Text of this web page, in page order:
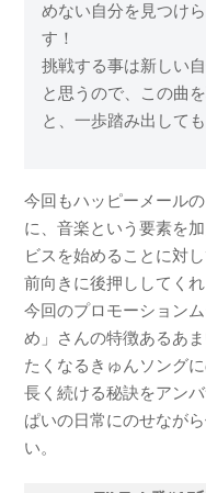
めない自分を見つけ
す！
挑戦する事は新しい
と思うので、この曲
と、一歩踏み出して
今回もハッピーメール
に、音楽という要素を
ビスを始めることに対
前向きに後押ししてく
今回のプロモーション
め」さんの特徴あるあ
たくなるきゅんソング
長く続ける秘訣をアン
ぱいの日常にのせなが
い。